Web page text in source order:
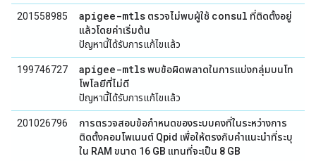
201558985 apigee-mtls ตรวจไม่พบผู้ใช้ consul ที่ติดตั้งอยู่
แล้วโดยค่าเริ่มต้น
ปัญหานี้ได้รับการแก้ไขแล้ว
199746727 apigee-mtlsพบข้อผิดพลาดในการแบ่งกลุ่มบนโท
โพโลยีที่ไม่ดี
ปัญหานี้ได้รับการแก้ไขแล้ว
201026796
การตรวจสอบข้อกำหนดของระบบคงที่ในระหว่างการ
ติดตั้งคอมโพเนนต์ Qpid เพื่อให้ตรงกับคำแนะนำที่ระบุ
ใน RAM ขนาด 16 GB แทนที่จะเป็น 8 GB